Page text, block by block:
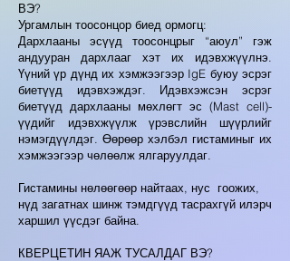
ВЭ?
Ургамлын тоосонцор биед ормогц:
Дархлааны эсүүд тоосонцрыг “аюул” гэж
андууран дархлааг хэт их идэвхжүүлнэ.
Үүний үр дүнд их хэмжээгээр IgE буюу эсрэг
биетүүд идэвхэждэг. Идэвхэжсэн эсрэг
биетүүд дархлааны мөхлөгт эс (Mast cell)-
үүдийг идэвхжүүлж үрэвслийн шүүрлийг
нэмэгдүүлдэг. Өөрөөр хэлбэл гистаминыг их
хэмжээгээр чөлөөлж ялгаруулдаг.
Гистамины нөлөөгөөр найтаах, нус гоожих,
нүд загатнах шинж тэмдгүүд тасрахгүй илэрч
харшил үүсдэг байна. ​
КВЕРЦЕТИН ЯАЖ ТУСАЛДАГ ВЭ?